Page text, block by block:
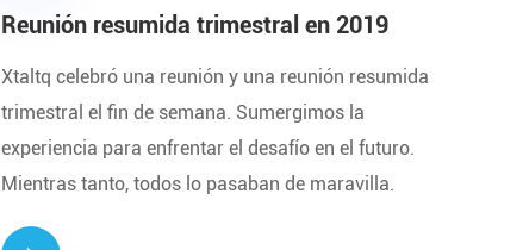
Reunión resumida trimestral en 2019
Xtaltq celebró una reunión y una reunión resumida
trimestral el fin de semana. Sumergimos la
experiencia para enfrentar el desafío en el futuro.
Mientras tanto, todos lo pasaban de maravilla.